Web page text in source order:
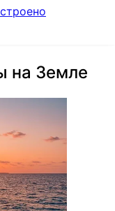
на Земле